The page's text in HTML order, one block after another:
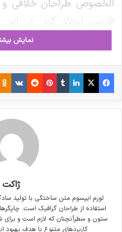
الخصوص طراحان خلاقی و
فارسی ایجاد کرد. در
داشت که تمام و دشواری
شامل حروفچینی
سوالات پیوسته اهل
مورد استفاده قرار گیرد.
نمایش
فیس بوک X لینکدین
‫تامبلر‫پین‌ترست
‫رددیت
ژاکت
لورم ایپسوم متن ساختگی با تولید
استفاده از طراحان گرافیک است.
ستون و سطرآنچنان که لازم است و برای
کاربردهای متنوع با هدف بهبود